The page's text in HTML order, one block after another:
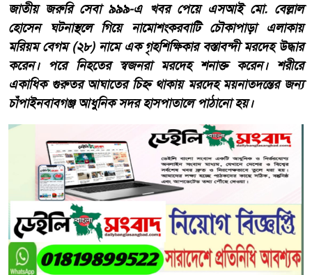
জাতীয় জরুরি সেবা ৯৯৯-এ খবর পেয়ে এসআই মো. বেল্লাল
হোসেন ঘটনাস্থলে গিয়ে নামোশংকরবাটি চৌকাপাড়া এলাকায়
মরিয়ম বেগম (২৮) নামে এক গৃহশিক্ষিকার বস্তাবন্দী মরদেহ উদ্ধার
করেন। পরে নিহতের স্বজনরা মরদেহ শনাক্ত করেন। শরীরে
একাধিক গুরুতর আঘাতের চিহ্ন থাকায় মরদেহ ময়নাতদন্তের জন্য
চাঁপাইনবাবগঞ্জ আধুনিক সদর হাসপাতালে পাঠানো হয়।